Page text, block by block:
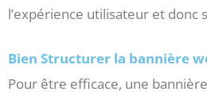
l’expérience utilisateur et donc
Bien Structurer la bannière
Pour être efficace, une